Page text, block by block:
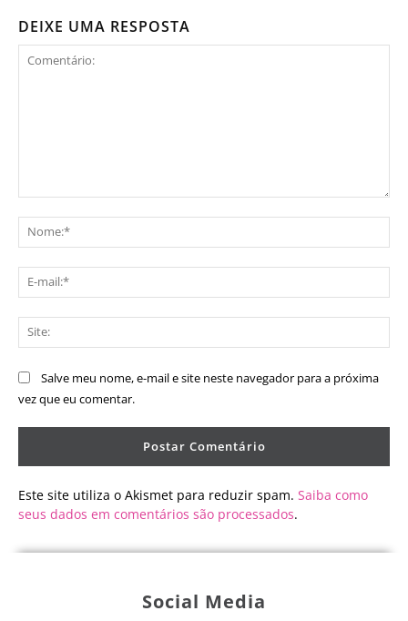
DEIXE UMA RESPOSTA
Salve meu nome, e-mail e site neste navegador para a próxima
vez que eu comentar.
Este site utiliza o Akismet para reduzir spam. Saiba como
seus dados em comentários são processados.
Social Media